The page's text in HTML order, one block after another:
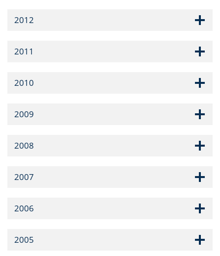
2012
2011
2010
2009
2008
2007
2006
2005